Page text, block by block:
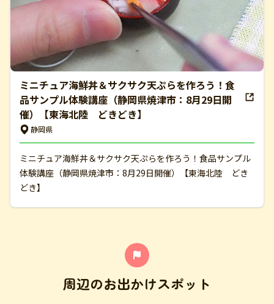
ミニチュア海鮮丼＆サクサク天ぷらを作ろう！食
品サンプル体験講座（静岡県焼津市：8月29日開
催）【東海北陸 どきどき】
静岡県
ミニチュア海鮮丼＆サクサク天ぷらを作ろう！食品サンプル
体験講座（静岡県焼津市：8月29日開催）【東海北陸 どき
どき】
周辺のお出かけスポット